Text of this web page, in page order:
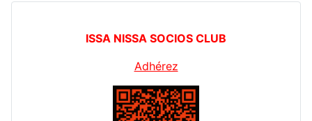
ISSA NISSA SOCIOS CLUB
Adhérez